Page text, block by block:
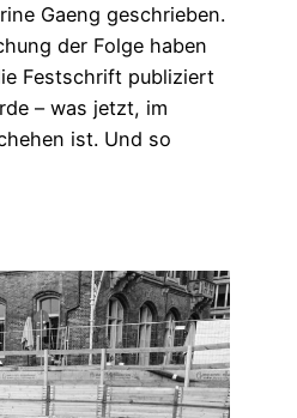
Gaeng geschrieben.
der Folge haben
Festschrift publiziert
– was jetzt, im
ist. Und so